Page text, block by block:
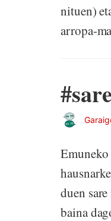
nituen)
arropa-
duen
baina